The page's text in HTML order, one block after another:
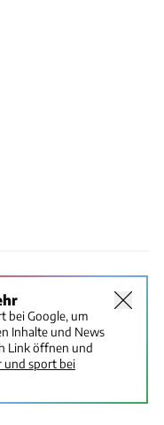
bei Google, um
Inhalte und News
Link öffnen und
und sport bei